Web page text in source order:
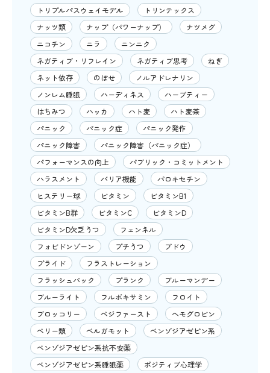
トリプルパスウェイモデル
トリンテックス
ナッツ類
ナップ（パワーナップ）
ナツメグ
ニコチン
ニラ
ニンニク
ネガティブ・リフレイン
ネガティブ思考
ねぎ
ネット依存
のぼせ
ノルアドレナリン
ノンレム睡眠
ハーディネス
ハーブティー
はちみつ
ハッカ ハト麦
ハト麦茶
パニック
パニック症
パニック発作
パニック障害
パニック障害（パニック症）
パフォーマンスの向上
パブリック・コミットメント
ハラスメント
バリア機能
パロキセチン
ヒステリー球
ビタミン
ビタミンB1
ビタミンB群
ビタミンC
ビタミンD
ビタミンD欠乏うつ
フェンネル
フォビドンゾーン
プチうつ
ブドウ
プライド
フラストレーション
フラッシュバック
プランク
ブルーマンデー
ブルーライト
フルボキサミン
フロイト
ブロッコリー
ベジファースト
ヘモグロビン
ベリー類
ベルガモット
ベンゾジアゼピン系
ベンゾジアゼピン系抗不安薬
ベンゾジアゼピン系睡眠薬
ポジティブ心理学